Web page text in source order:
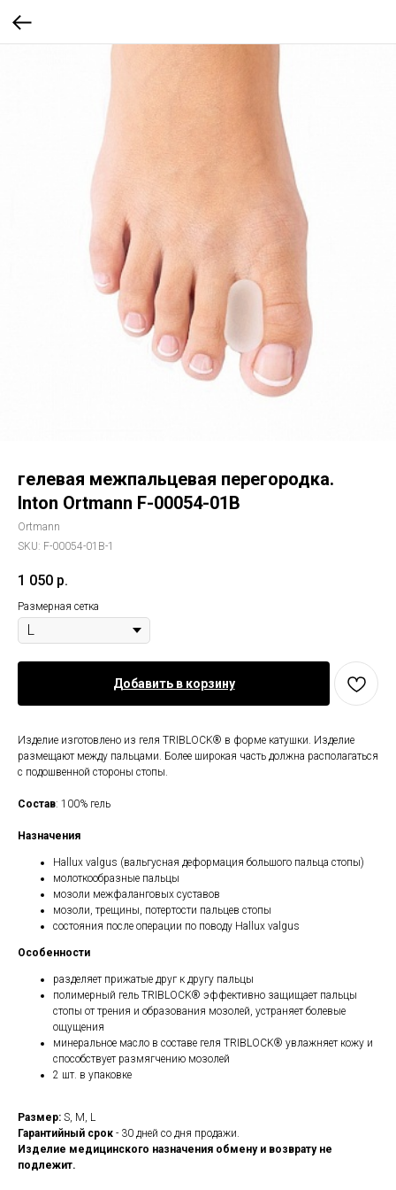
гелевая межпальцевая перегородка.
Inton Ortmann F-00054-01B
Ortmann
SKU: F-00054-01B-1
1 050 р.
Размерная сетка
Добавить в корзину
Изделие изготовлено из геля TRIBLOCK® в форме катушки. Изделие
размещают между пальцами. Более широкая часть должна располагаться
с подошвенной стороны стопы.
Состав: 100% гель
Назначения
Hallux valgus (вальгусная деформация большого пальца стопы)
молоткообразные пальцы
мозоли межфаланговых суставов
мозоли, трещины, потертости пальцев стопы
состояния после операции по поводу Hallux valgus
Особенности
разделяет прижатые друг к другу пальцы
полимерный гель TRIBLOCK® эффективно защищает пальцы
стопы от трения и образования мозолей, устраняет болевые
ощущения
минеральное масло в составе геля TRIBLOCK® увлажняет кожу и
способствует размягчению мозолей
2 шт. в упаковке
Размер: S, M, L
Гарантийный срок - 30 дней со дня продажи.
Изделие медицинского назначения обмену и возврату не
подлежит.